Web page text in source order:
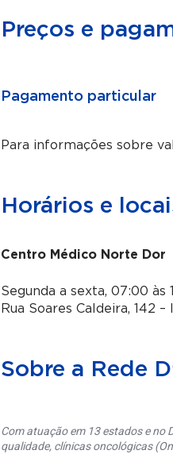
Preços e
Pagamento particular
Para informações sobre
Horários e
Centro Médico Norte Dor
Segunda a sexta, 07:00
Rua Soares Caldeira, 142
Sobre a Rede
Com atuação em 13 estados e no
qualidade, clínicas oncológicas